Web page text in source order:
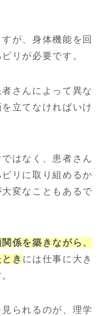
が、身体機能を回
リが必要です。
さんによって異な
立てなければいけ
はなく、患者さん
リに取り組めるか
変なこともあるで
係を築きながら、
き には仕事に大き
られるのが、理学